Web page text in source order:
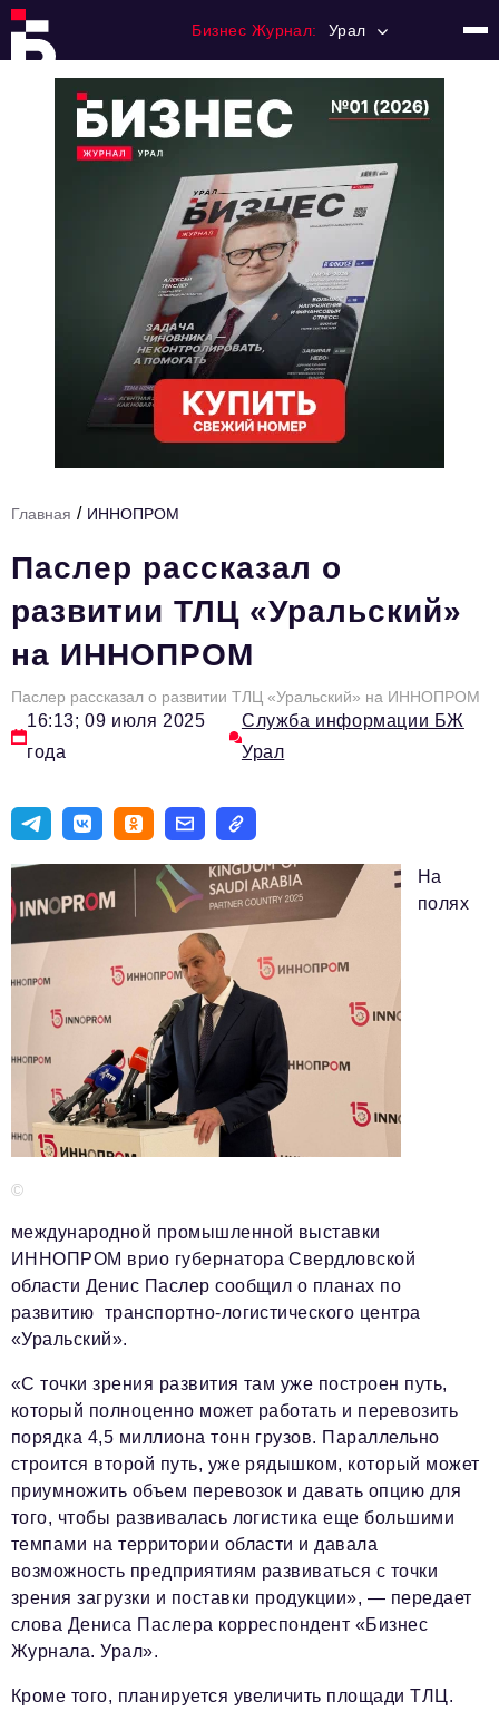
Бизнес Журнал: Урал
Тема номера
Технологии и тренды
Ниши и рынки
Цитаты
Туризм
Новости
ИННОПРОМ
Топ-100 влиятельных людей Свердловской области
Авторские материалы
ТОП-100 влиятельных людей — 2025
Телефон редакции:+7 495 727-01-67
Электронные почты редакции:
Информационный отдел
info@business-magazine.online
reklama@business-magazine.online
Отдел распространения/редакционная подписка
podpiska@business-magazine.online
Отдел по работе с партнерами
partner@business-magazine.online
Главная / ИННОПРОМ
Паслер рассказал о
развитии ТЛЦ «Уральский»
на ИННОПРОМ
Паслер рассказал о развитии ТЛЦ «Уральский» на ИННОПРОМ
16:13; 09 июля 2025
года
Служба информации БЖ
Урал
©
На
полях
международной промышленной выставки
ИННОПРОМ врио губернатора Свердловской
области Денис Паслер сообщил о планах по
развитию транспортно-логистического центра
«Уральский».
«С точки зрения развития там уже построен путь,
который полноценно может работать и перевозить
порядка 4,5 миллиона тонн грузов. Параллельно
строится второй путь, уже рядышком, который может
приумножить объем перевозок и давать опцию для
того, чтобы развивалась логистика еще большими
темпами на территории области и давала
возможность предприятиям развиваться с точки
зрения загрузки и поставки продукции», — передает
слова Дениса Паслера корреспондент «Бизнес
Журнала. Урал».
Кроме того, планируется увеличить площади ТЛЦ.